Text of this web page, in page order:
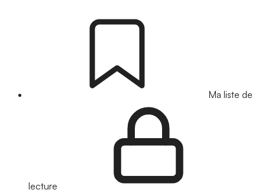
Ma liste de
lecture